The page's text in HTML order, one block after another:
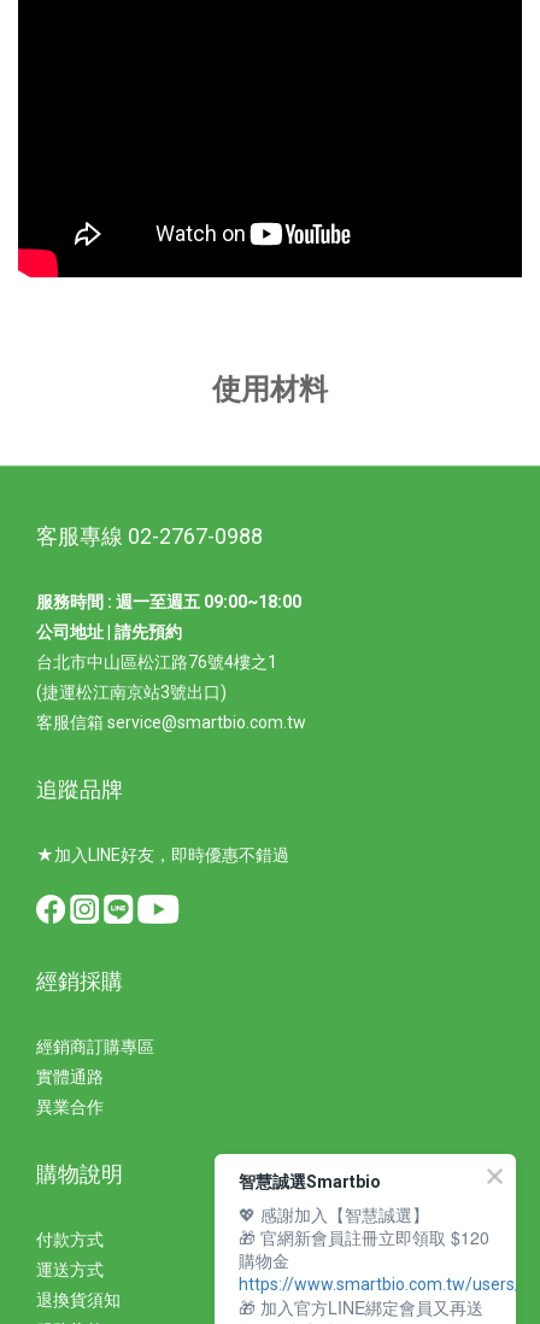
使用材料
客服專線 02-2767-0988
服務時間 : 週一至週五 09:00~18:00
公司地址 | 請先預約
台北市中山區松江路76號4樓之1
(捷運松江南京站3號出口)
客服信箱 service@smartbio.com.tw
追蹤品牌
★加入LINE好友，即時優惠不錯過
經銷採購
經銷商訂購專區
實體通路
異業合作
購物說明
付款方式
運送方式
退換貨須知
智慧誠選Smartbio
💖 感謝加入【智慧誠選】
🎁 官網新會員註冊立即領取 $120
購物金
https://www.smartbio.com.tw/users/
🎁 加入官方LINE綁定會員又再送